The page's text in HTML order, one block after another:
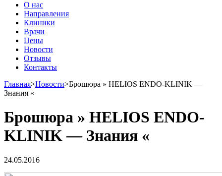
О нас
Направления
Клиники
Врачи
Цены
Новости
Отзывы
Контакты
Главная>Новости>Брошюра » HELIOS ENDO-KLINIK —
Знания «
Брошюра » HELIOS ENDO-
KLINIK — Знания «
24.05.2016